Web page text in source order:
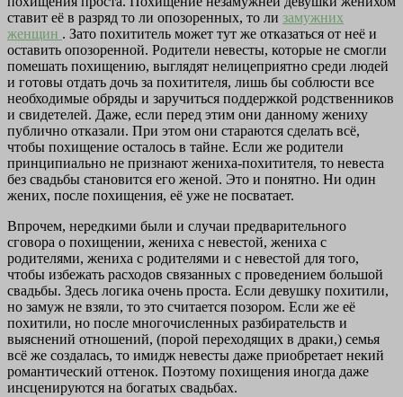
ставит её в разряд то ли опозоренных, то ли замужних
женщин . Зато похититель может тут же отказаться от неё и
оставить опозоренной. Родители невесты, которые не смогли
помешать похищению, выглядят нелицеприятно среди людей
и готовы отдать дочь за похитителя, лишь бы соблюсти все
необходимые обряды и заручиться поддержкой родственников
и свидетелей. Даже, если перед этим они данному жениху
публично отказали. При этом они стараются сделать всё,
чтобы похищение осталось в тайне. Если же родители
принципиально не признают жениха-похитителя, то невеста
без свадьбы становится его женой. Это и понятно. Ни один
жених, после похищения, её уже не посватает.
Впрочем, нередкими были и случаи предварительного
сговора о похищении, жениха с невестой, жениха с
родителями, жениха с родителями и с невестой для того,
чтобы избежать расходов связанных с проведением большой
свадьбы. Здесь логика очень проста. Если девушку похитили,
но замуж не взяли, то это считается позором. Если же её
похитили, но после многочисленных разбирательств и
выяснений отношений, (порой переходящих в драки,) семья
всё же создалась, то имидж невесты даже приобретает некий
романтический оттенок. Поэтому похищения иногда даже
инсценируются на богатых свадьбах.